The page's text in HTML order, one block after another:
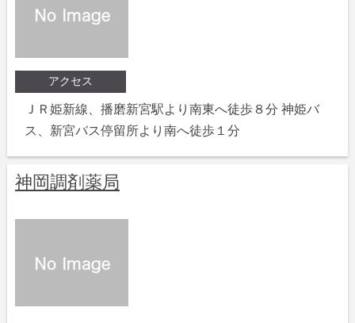
アクセス
ＪＲ姫新線、播磨新宮駅より南東へ徒歩８分 神姫バ
ス、新宮バス停留所より南へ徒歩１分
神岡調剤薬局